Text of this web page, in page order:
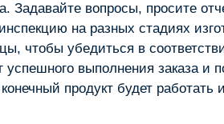
Задавайте вопросы, просите
на разных стадиях
чтобы убедиться в
выполнения заказа и
продукт будет